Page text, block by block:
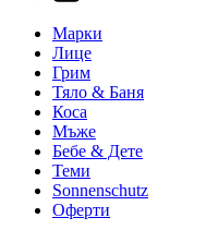
Марки
Лице
Грим
Тяло & Баня
Коса
Мъже
Бебе & Дете
Теми
Sonnenschutz
Оферти